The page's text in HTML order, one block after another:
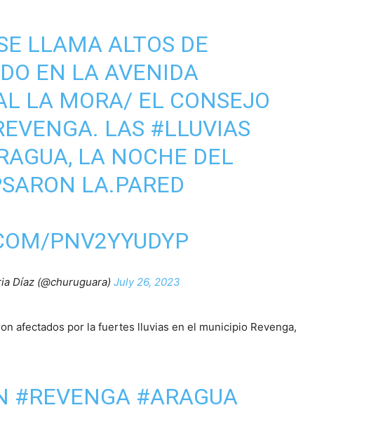
LLAMA ALTOS DE
EN LA AVENIDA
LA MORA/ EL CONSEJO
LAS #LLUVIAS
, LA NOCHE DEL
LA.PARED
PNV2YYUDYP
Díaz (@churuguara) July 26, 2023
afectados por la fuertes lluvias en el municipio Revenga,
#REVENGA #ARAGUA